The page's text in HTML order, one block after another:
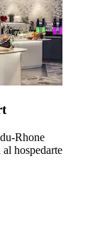
Rhone
hospedarte